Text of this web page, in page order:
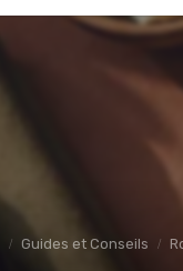
Guides et Conseils